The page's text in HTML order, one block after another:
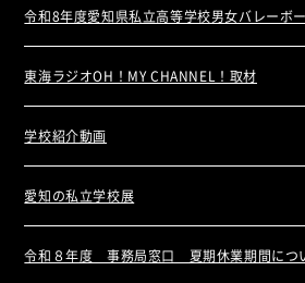
令和8年度愛知県私立高等学校男女バレーボ
東海ラジオOH！MY CHANNEL！取材
学校紹介動画
愛知の私立学校展
令和８年度 事務局窓口 夏期休業期間につ